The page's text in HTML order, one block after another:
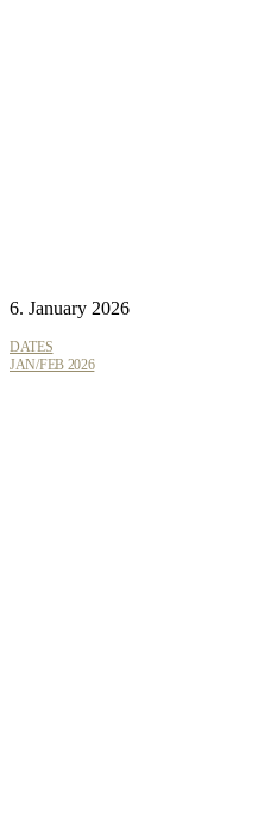
6. January 2026
DATES
JAN/FEB 2026